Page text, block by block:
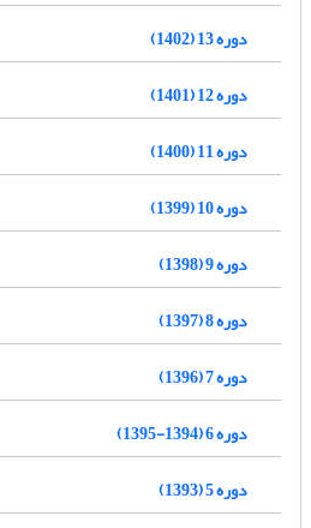
دوره 13 (1402)
دوره 12 (1401)
دوره 11 (1400)
دوره 10 (1399)
دوره 9 (1398)
دوره 8 (1397)
دوره 7 (1396)
دوره 6 (1394-1395)
دوره 5 (1393)